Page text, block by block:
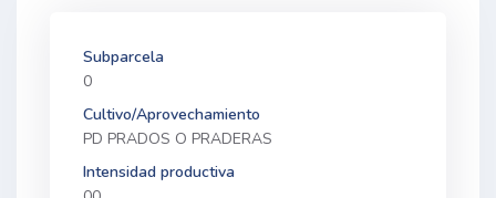
Subparcela
0
Cultivo/Aprovechamiento
PD PRADOS O PRADERAS
Intensidad productiva